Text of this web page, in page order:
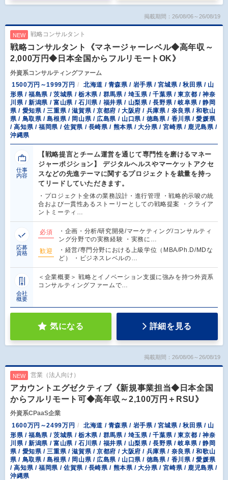
掲載期間：26/08/06～26/08/19
NEW 戦略コンサルタント
戦略コンサルタント《マネージャーレベル◆高年収～
2,000万円◆日本全国からフルリモートOK》
外資系コンサルティングファーム
1500万円～1999万円
北海道 / 青森県 / 岩手県 / 宮城県 / 秋田県 / 山
形県 / 福島県 / 茨城県 / 栃木県 / 群馬県 / 埼玉県 / 千葉県 / 東京都 / 神奈
川県 / 新潟県 / 富山県 / 石川県 / 福井県 / 山梨県 / 長野県 / 岐阜県 / 静岡
県 / 愛知県 / 三重県 / 滋賀県 / 京都府 / 大阪府 / 兵庫県 / 奈良県 / 和歌山
県 / 鳥取県 / 島根県 / 岡山県 / 広島県 / 山口県 / 徳島県 / 香川県 / 愛媛県
/ 高知県 / 福岡県 / 佐賀県 / 長崎県 / 熊本県 / 大分県 / 宮崎県 / 鹿児島県 /
沖縄県
仕事
内容
【戦略提言とチーム運営を通じて専門性を磨けるマネー
ジャーポジション】 デジタルヘルスやマーケットアクセ
スなどの先進テーマに関するプロジェクトを裁量を持っ
てリードしていただきます。
・プロジェクト全体の業務設計・進行管理 ・戦略的示唆の統
合および一貫性あるストーリーとしての戦略提案 ・クライア
ントミーティ…
応募
資格
必須
・企画・分析/研究開発/マーケティング/コンサルティ
ング分野での実務経験 ・実務に…
歓迎
・経営/専門分野における上級学位（MBA/Ph.D/MDな
ど） ・ビジネスレベルの…
会社
概要
＜企業概要＞ 戦略とイノベーション支援に強みを持つ外資系
コンサルティングファームで…
気になる 詳細を見る
掲載期間：26/08/06～26/08/19
NEW 営業（法人向け）
アカウントエグゼクティブ《新規事業担当◆日本全国
からフルリモート可◆高年収～2,100万円＋RSU》
外資系CPaaS企業
1600万円～2499万円
北海道 / 青森県 / 岩手県 / 宮城県 / 秋田県 / 山
形県 / 福島県 / 茨城県 / 栃木県 / 群馬県 / 埼玉県 / 千葉県 / 東京都 / 神奈
川県 / 新潟県 / 富山県 / 石川県 / 福井県 / 山梨県 / 長野県 / 岐阜県 / 静岡
県 / 愛知県 / 三重県 / 滋賀県 / 京都府 / 大阪府 / 兵庫県 / 奈良県 / 和歌山
県 / 鳥取県 / 島根県 / 岡山県 / 広島県 / 山口県 / 徳島県 / 香川県 / 愛媛県
/ 高知県 / 福岡県 / 佐賀県 / 長崎県 / 熊本県 / 大分県 / 宮崎県 / 鹿児島県 /
沖縄県